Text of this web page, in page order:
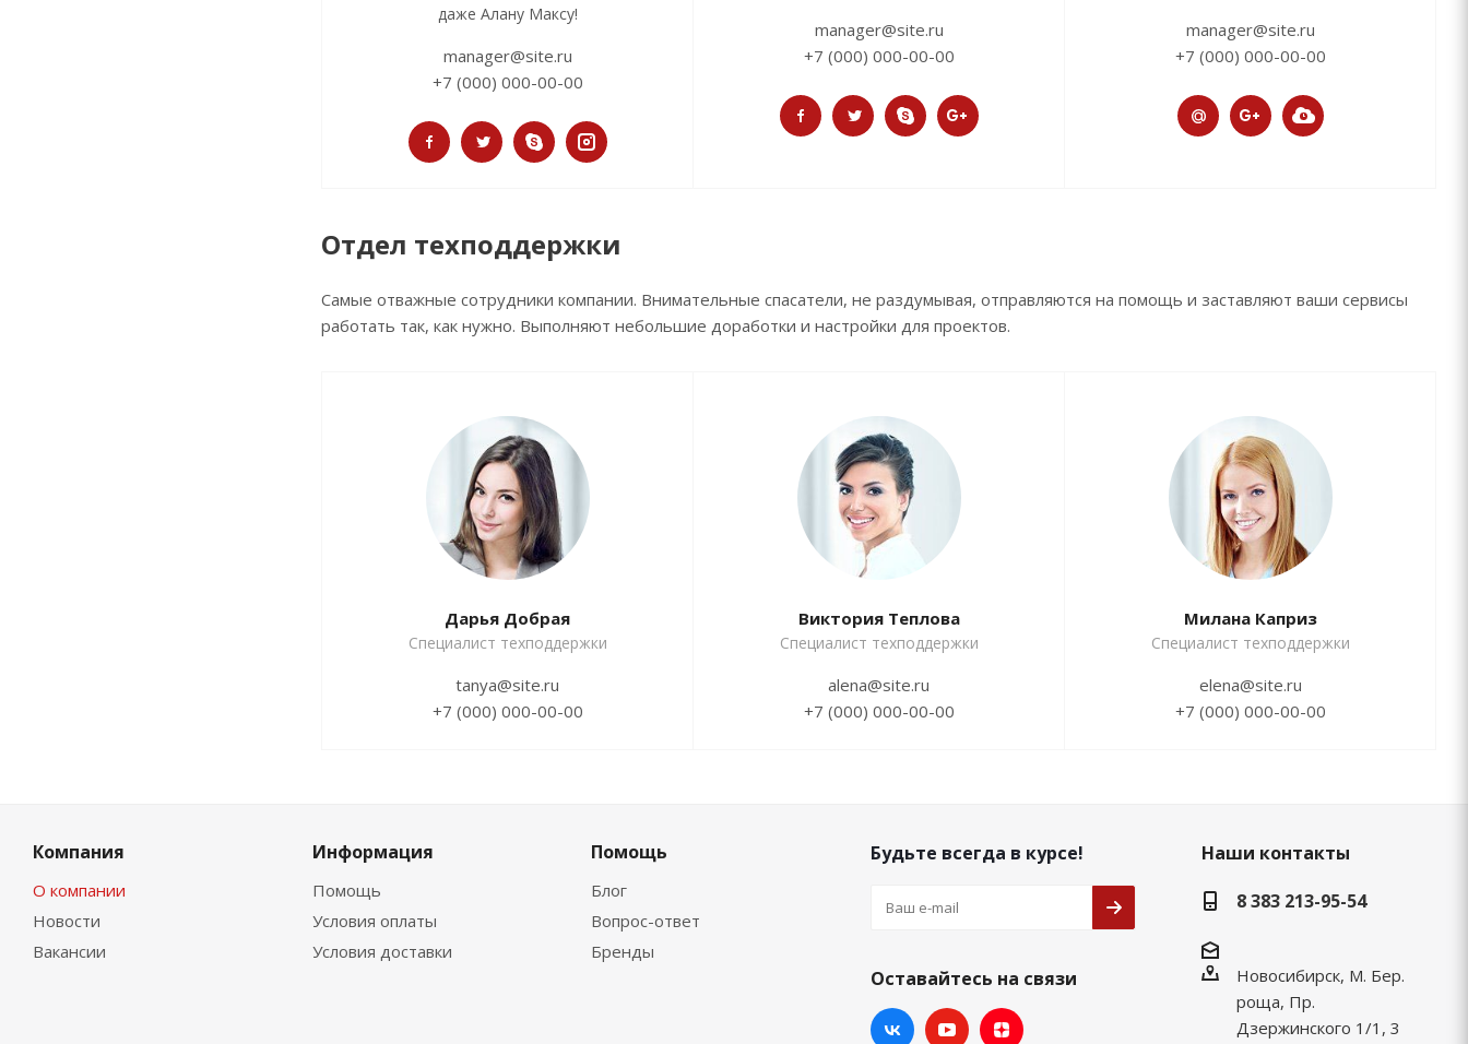
даже Алану Максу!
manager@site.ru
+7 (000) 000-00-00
manager@site.ru
+7 (000) 000-00-00
manager@site.ru
+7 (000) 000-00-00
Отдел техподдержки
Самые отважные сотрудники компании. Внимательные спасатели, не раздумывая, отправляются на помощь и заставляют ваши сервисы
работать так, как нужно. Выполняют небольшие доработки и настройки для проектов.
Дарья Добрая
Специалист техподдержки
tanya@site.ru
+7 (000) 000-00-00
Виктория Теплова
Специалист техподдержки
alena@site.ru
+7 (000) 000-00-00
Милана Каприз
Специалист техподдержки
elena@site.ru
+7 (000) 000-00-00
Компания
О компании
Новости
Вакансии
Информация
Помощь
Условия оплаты
Условия доставки
Помощь
Блог
Вопрос-ответ
Бренды
Будьте всегда в курсе!
Оставайтесь на связи
Наши контакты
8 383 213-95-54
Новосибирск, М. Бер.
роща, Пр.
Дзержинского 1/1, 3